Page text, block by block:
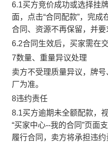
6.1买方竞价成功或选择挂
面，点击“合同配款”，完
合同、资源不再保留，并
6.2合同生效后，买家需在
7数量、重量异议处理
卖方不受理质量异议，牌
厂为准。
8违约责任
8.1买方逾期未全额配款，
“买家中心--我的合同”页面
履行合同，卖方将承担违